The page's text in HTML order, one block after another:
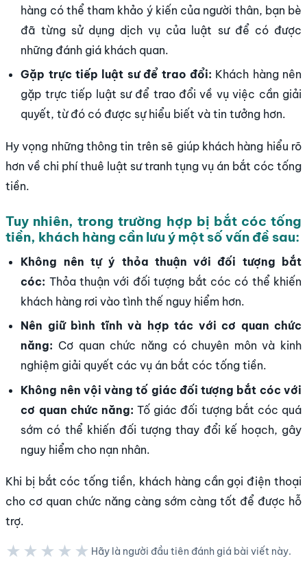
hàng có thể tham khảo ý kiến của người thân, bạn bè
đã từng sử dụng dịch vụ của luật sư để có được
những đánh giá khách quan.
Gặp trực tiếp luật sư để trao đổi: Khách hàng nên
gặp trực tiếp luật sư để trao đổi về vụ việc cần giải
quyết, từ đó có được sự hiểu biết và tin tưởng hơn.
Hy vọng những thông tin trên sẽ giúp khách hàng hiểu rõ
hơn về chi phí thuê luật sư tranh tụng vụ án bắt cóc tống
tiền.
Tuy nhiên, trong trường hợp bị bắt cóc tống
tiền, khách hàng cần lưu ý một số vấn đề sau:
Không nên tự ý thỏa thuận với đối tượng bắt
cóc: Thỏa thuận với đối tượng bắt cóc có thể khiến
khách hàng rơi vào tình thế nguy hiểm hơn.
Nên giữ bình tĩnh và hợp tác với cơ quan chức
năng: Cơ quan chức năng có chuyên môn và kinh
nghiệm giải quyết các vụ án bắt cóc tống tiền.
Không nên vội vàng tố giác đối tượng bắt cóc với
cơ quan chức năng: Tố giác đối tượng bắt cóc quá
sớm có thể khiến đối tượng thay đổi kế hoạch, gây
nguy hiểm cho nạn nhân.
Khi bị bắt cóc tống tiền, khách hàng cần gọi điện thoại
cho cơ quan chức năng càng sớm càng tốt để được hỗ
trợ.
★★★★★ Hãy là người đầu tiên đánh giá bài viết này.